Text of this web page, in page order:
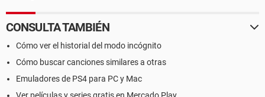
CONSULTA TAMBIÉN
Cómo ver el historial del modo incógnito
Cómo buscar canciones similares a otras
Emuladores de PS4 para PC y Mac